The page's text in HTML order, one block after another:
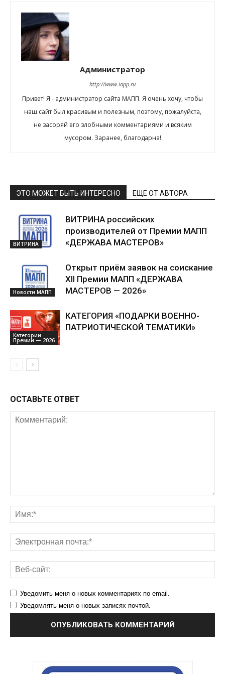
Администратор
http://www.iapp.ru
Привет! Я - администратор сайта МАПП. Я очень хочу, чтобы
наш сайт был красивым и полезным, поэтому, пожалуйста,
не засоряй его злобными комментариями и всяким
мусором. Заранее, благодарна!
ЭТО МОЖЕТ БЫТЬ ИНТЕРЕСНО ЕЩЕ ОТ АВТОРА
ВИТРИНА
ВИТРИНА российских
производителей от Премии МАПП
«ДЕРЖАВА МАСТЕРОВ»
Новости МАПП
Открыт приём заявок на соискание
XII Премии МАПП «ДЕРЖАВА
МАСТЕРОВ — 2026»
Категории
Премии — 2026
КАТЕГОРИЯ «ПОДАРКИ ВОЕННО-
ПАТРИОТИЧЕСКОЙ ТЕМАТИКИ»
ОСТАВЬТЕ ОТВЕТ
Уведомить меня о новых комментариях по email.
Уведомлять меня о новых записях почтой.